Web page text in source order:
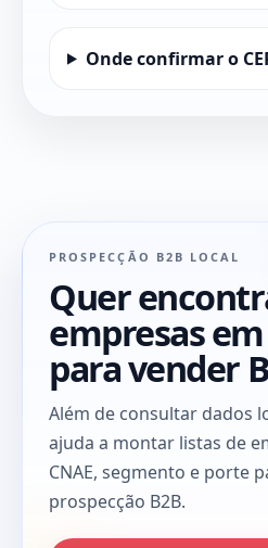
Onde confirmar o
PROSPECÇÃO B2B LOCAL
Quer
empresas
para vender
Além de consultar dados
ajuda a montar listas de
CNAE, segmento e porte
prospecção B2B.